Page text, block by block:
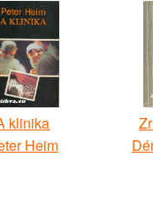
klinika
Heim